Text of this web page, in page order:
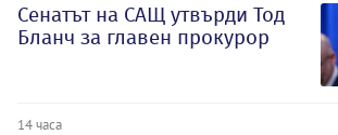
Сенатът на САЩ утвърди Тод
Бланч за главен прокурор
14 часа